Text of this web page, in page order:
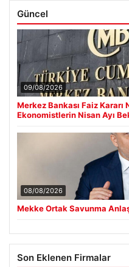
Güncel
09/08/2026
Merkez Bankası Faiz
Ekonomistlerin Nisan Ayı
08/08/2026
Mekke Ortak Savunma
Son Eklenen Firmalar